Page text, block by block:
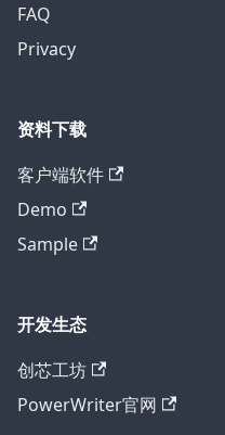
FAQ
Privacy
资料下载
客户端软件
Demo
Sample
开发生态
创芯工坊
PowerWriter官网